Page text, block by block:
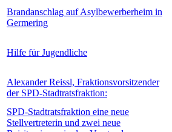
Brandanschlag auf Asylbewerberheim in
Germering
Hilfe für Jugendliche
Alexander Reissl, Fraktionsvorsitzender
der SPD-Stadtratsfraktion:
SPD-Stadtratsfraktion eine neue
Stellvertreterin und zwei neue